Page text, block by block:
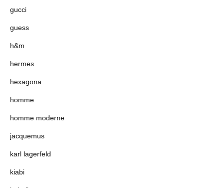
gucci
guess
h&m
hermes
hexagona
homme
homme moderne
jacquemus
karl lagerfeld
kiabi